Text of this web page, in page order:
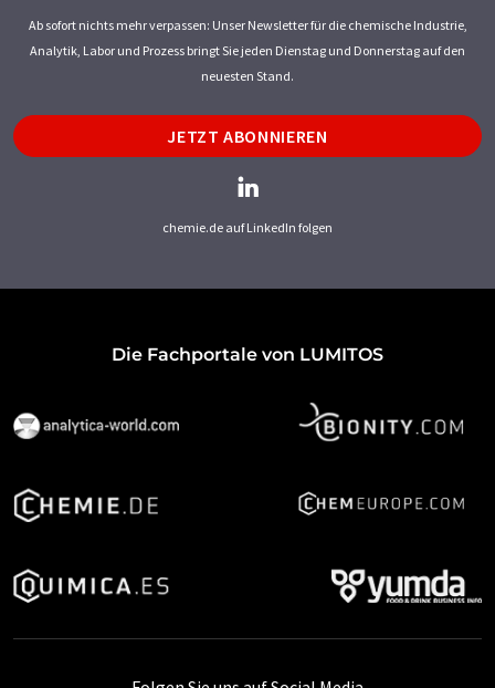
Ab sofort nichts mehr verpassen: Unser Newsletter für die chemische Industrie,
Analytik, Labor und Prozess bringt Sie jeden Dienstag und Donnerstag auf den
neuesten Stand.
JETZT ABONNIEREN
chemie.de auf LinkedIn folgen
Die Fachportale von LUMITOS